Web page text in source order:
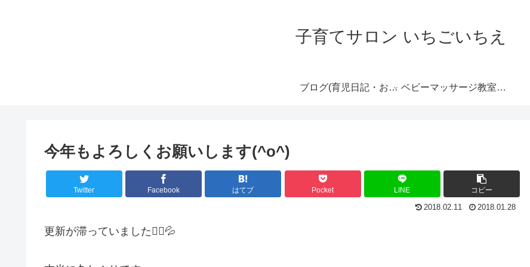
子育てサロン いちごいちえ
ブログ(育児日記・おす ベビーマッサージ教室の
今年もよろしくお願いします(^o^)
Twitter Facebook はてブ Pocket LINE コピー
2018.02.11 2018.01.28
更新が滞っていました🙇‍♀️💦